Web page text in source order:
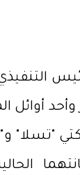
وأحد أوائل